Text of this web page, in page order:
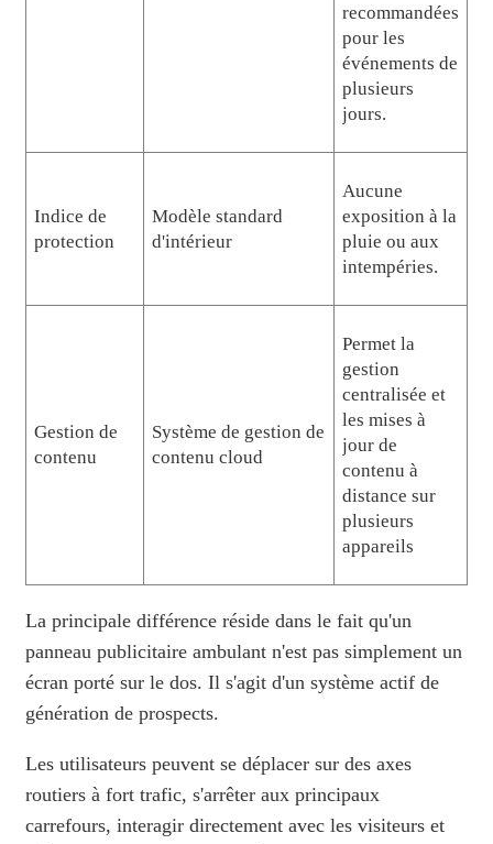
recommandées
pour les
événements de
plusieurs
jours.
Indice de
protection
Modèle standard
d'intérieur
Aucune
exposition à la
pluie ou aux
intempéries.
Gestion de
contenu
Système de gestion de
contenu cloud
Permet la
gestion
centralisée et
les mises à
jour de
contenu à
distance sur
plusieurs
appareils
La principale différence réside dans le fait qu'un
panneau publicitaire ambulant n'est pas simplement un
écran porté sur le dos. Il s'agit d'un système actif de
génération de prospects.
Les utilisateurs peuvent se déplacer sur des axes
routiers à fort trafic, s'arrêter aux principaux
carrefours, interagir directement avec les visiteurs et